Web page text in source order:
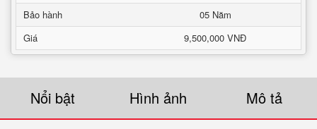
Bảo hành
05 Năm
Giá
9,500,000 VNĐ
Nổi bật Hình ảnh Mô tả